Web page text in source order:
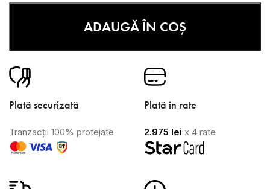
ADAUGĂ ÎN COȘ
Plată securizată
Tranzacții 100% protejate
Plată în rate
2.975 lei x 4 rate